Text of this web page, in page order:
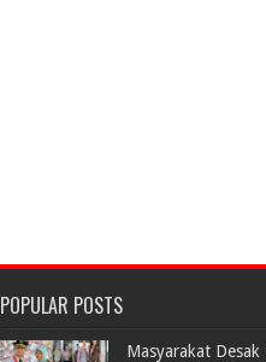
POPULAR POSTS
Masyarakat